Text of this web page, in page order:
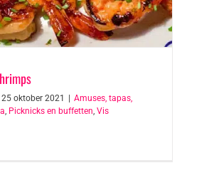
25 oktober 2021
Amuses, tapas,
, Picknicks en buffetten, Vis